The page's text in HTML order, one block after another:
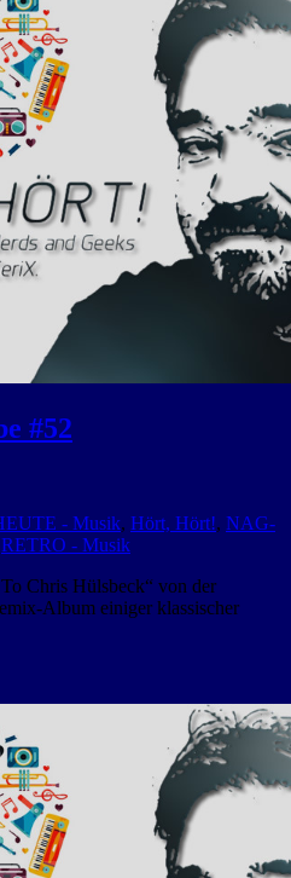
#52
- Musik, Hört, Hört!, NAG-
RETRO - Musik
Chris Hülsbeck“ von der
Album einiger klassischer